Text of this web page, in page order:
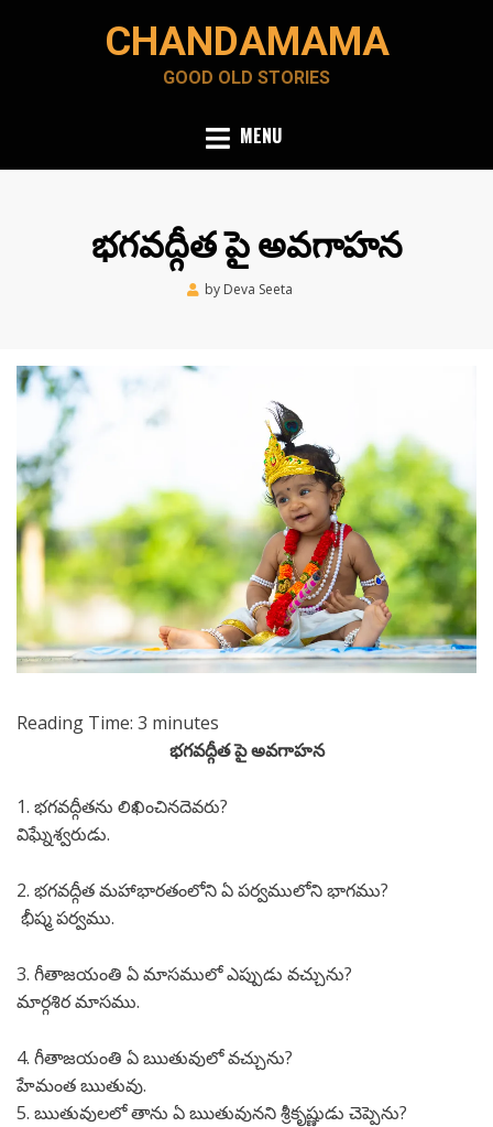
CHANDAMAMA
GOOD OLD STORIES
MENU
భగవద్గీత పై అవగాహన
by Deva Seeta
Reading Time: 3 minutes
భగవద్గీత పై అవగాహన
1. భగవద్గీతను లిఖించినదెవరు?
విఘ్నేశ్వరుడు.
2. భగవద్గీత మహాభారతంలోని ఏ పర్వములోని భాగము?
భీష్మ పర్వము.
3. గీతాజయంతి ఏ మాసములో ఎప్పుడు వచ్చును?
మార్గశిర మాసము.
4. గీతాజయంతి ఏ ఋతువులో వచ్చును?
హేమంత ఋతువు.
5. ఋతువులలో తాను ఏ ఋతువునని శ్రీకృష్ణుడు చెప్పెను?